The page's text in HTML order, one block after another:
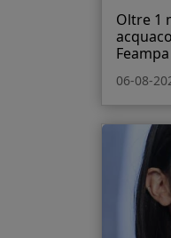
Oltre 1
06-08-